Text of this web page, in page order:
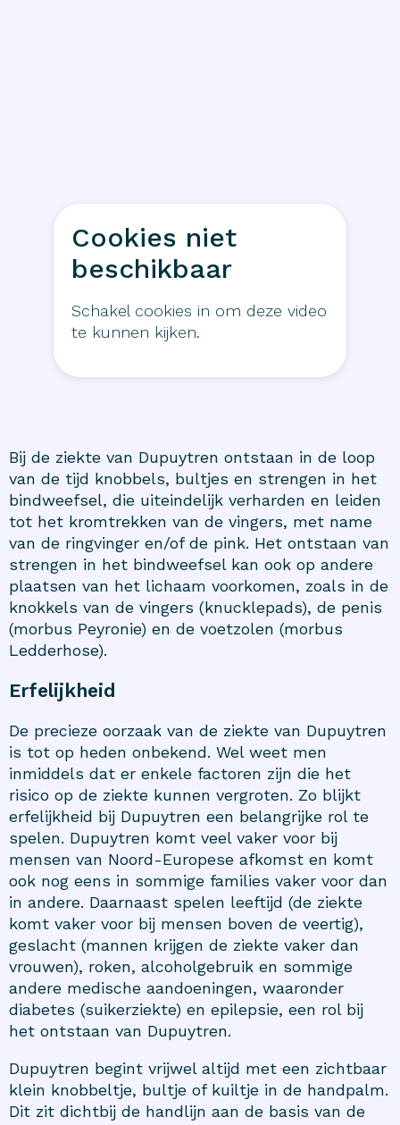
Cookies niet
beschikbaar
Schakel cookies in om deze video
te kunnen kijken.
Bij de ziekte van Dupuytren ontstaan in de loop
van de tijd knobbels, bultjes en strengen in het
bindweefsel, die uiteindelijk verharden en leiden
tot het kromtrekken van de vingers, met name
van de ringvinger en/of de pink. Het ontstaan van
strengen in het bindweefsel kan ook op andere
plaatsen van het lichaam voorkomen, zoals in de
knokkels van de vingers (knucklepads), de penis
(morbus Peyronie) en de voetzolen (morbus
Ledderhose).
Erfelijkheid
De precieze oorzaak van de ziekte van Dupuytren
is tot op heden onbekend. Wel weet men
inmiddels dat er enkele factoren zijn die het
risico op de ziekte kunnen vergroten. Zo blijkt
erfelijkheid bij Dupuytren een belangrijke rol te
spelen. Dupuytren komt veel vaker voor bij
mensen van Noord-Europese afkomst en komt
ook nog eens in sommige families vaker voor dan
in andere. Daarnaast spelen leeftijd (de ziekte
komt vaker voor bij mensen boven de veertig),
geslacht (mannen krijgen de ziekte vaker dan
vrouwen), roken, alcoholgebruik en sommige
andere medische aandoeningen, waaronder
diabetes (suikerziekte) en epilepsie, een rol bij
het ontstaan van Dupuytren.
Dupuytren begint vrijwel altijd met een zichtbaar
klein knobbeltje, bultje of kuiltje in de handpalm.
Dit zit dichtbij de handlijn aan de basis van de